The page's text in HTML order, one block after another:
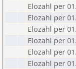
Elozahl per
Elozahl per
Elozahl per
Elozahl per
Elozahl per
Elozahl per